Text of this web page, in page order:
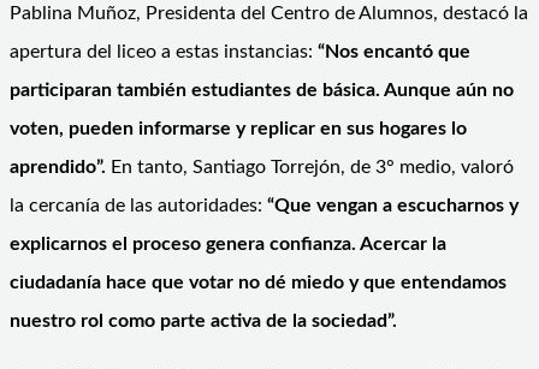
Pablina Muñoz, Presidenta del Centro de Alumnos, destacó la
apertura del liceo a estas instancias: “Nos encantó que
participaran también estudiantes de básica. Aunque aún no
voten, pueden informarse y replicar en sus hogares lo
aprendido”. En tanto, Santiago Torrejón, de 3° medio, valoró
la cercanía de las autoridades: “Que vengan a escucharnos y
explicarnos el proceso genera confianza. Acercar la
ciudadanía hace que votar no dé miedo y que entendamos
nuestro rol como parte activa de la sociedad”.